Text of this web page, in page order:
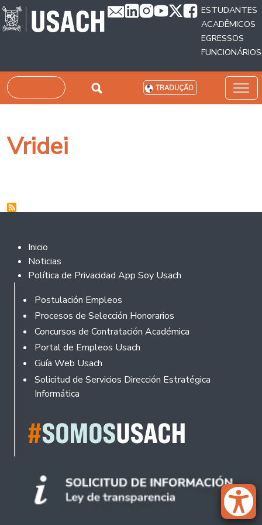
Passar para o conteúdo principal
ESTUDANTES
ACADÊMICOS
EGRESSOS
FUNCIONÁRIOS
Pesquisar TRADUÇÃO
Vridei
Footer 2
Inicio
Noticias
Política de Privacidad App Soy Usach
Rodapé
Postulación Empleos
Procesos de Selección Honorarios
Concursos de Contratación Académica
Portal de Empleos Usach
Guía Web Usach
Solicitud de Servicios Dirección Estratégica
Informática